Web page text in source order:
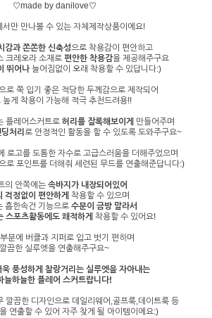
♡made by danilove♡
서만 만나볼 수 있는 자체제작상품이에요!
감과 쫀쫀한 신축성으로 착용감이 편안하고
크레오라 소재로 편안한 착용감을 제공해주구요
뛰어나늘어짐없이 오래 착용할 수 있답니다:)
로 쭉 입기 좋은 적당한 두께감으로 제작되어
높게 착용이 가능해 적극 추천드려용!!
플레어스커트로 허리를 잘록해보이게 만들어주며
처리 로 안정적인 활동을 할 수 있도록 도와주구요~
로고를 도톰한 자수로 고급스러움을 더해주었으며
로 포인트를 더해줘 세련된 무드를 연출해준답니다:)
의 안쪽에는 속바지가 내장되어있어
걱정없이 편안하게 착용할 수 있으며
흡한속건 기능으로수분이 금방 말라서
스포츠활동에도 쾌적하게 착용할 수 있어요!
분에 버클과 지퍼로 입고 벗기 편하며
깔끔한 실루엣을 연출해주구요~
풍성하게 찰랑거리는 실루엣을 자아내는
늘하늘한 플레어 스커트랍니다!
깔끔한 디자인으로 데일리웨어,골프룩,데이트룩 등
연출할 수 있어 자주 찾게 될 아이템이에요:)